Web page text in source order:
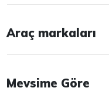
Araç markaları
Mevsime Göre